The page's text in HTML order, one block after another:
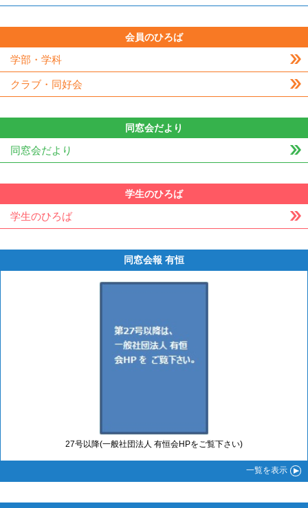
会員のひろば
学部・学科
クラブ・同好会
同窓会だより
同窓会だより
学生のひろば
学生のひろば
同窓会報 有恒
27号以降(一般社団法人 有恒会HPをご覧下さい)
一覧を表示